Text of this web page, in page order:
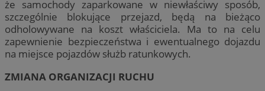
że samochody zaparkowane w niewłaściwy sposób,
szczególnie blokujące przejazd, będą na bieżąco
odholowywane na koszt właściciela. Ma to na celu
zapewnienie bezpieczeństwa i ewentualnego dojazdu
na miejsce pojazdów służb ratunkowych.
ZMIANA ORGANIZACJI RUCHU